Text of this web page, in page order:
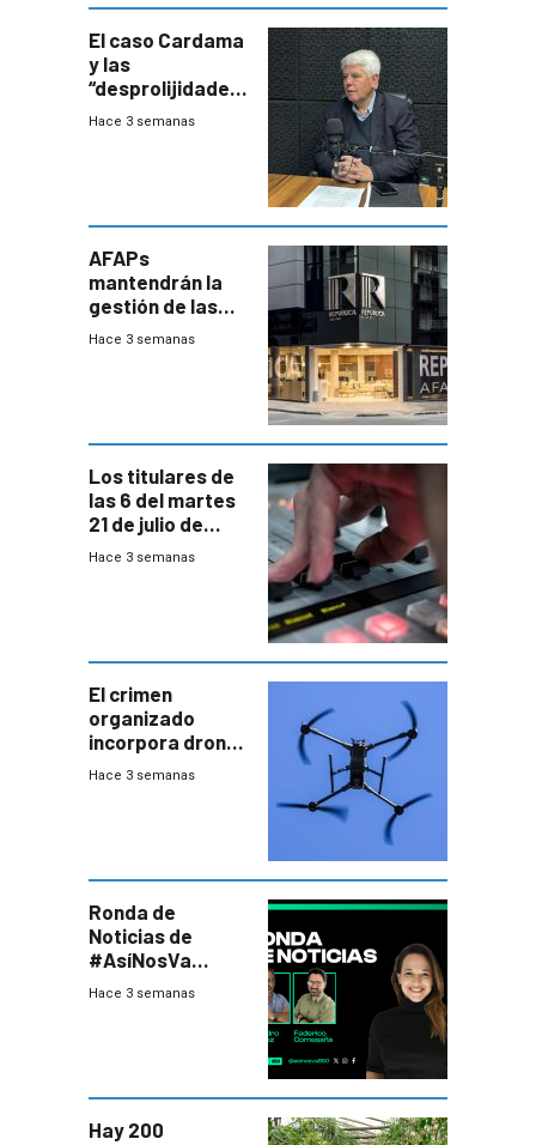
innovadora
El caso Cardama
y las
“desprolijidades”
que la
Hace 3 semanas
AFAPs
mantendrán la
gestión de las
cuentas
Hace 3 semanas
Los titulares de
las 6 del martes
21 de julio de
2026
Hace 3 semanas
El crimen
organizado
incorpora drones
y abre un nuevo
Hace 3 semanas
Ronda de
Noticias de
#AsíNosVa
(20/7/26)
Hace 3 semanas
Hay 200